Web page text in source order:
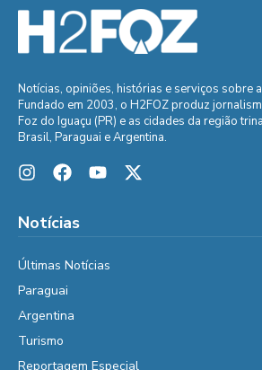
Notícias, opiniões, histórias e serviços sobre
Fundado em 2003, o H2FOZ produz
Foz do Iguaçu (PR) e as cidades da região
Brasil, Paraguai e Argentina.
Notícias
Últimas Notícias
Paraguai
Argentina
Turismo
Reportagem Especial